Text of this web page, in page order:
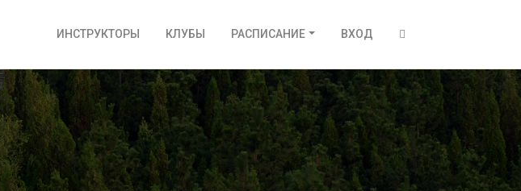
ИНСТРУКТОРЫ КЛУБЫ РАСПИСАНИЕ ВХОД